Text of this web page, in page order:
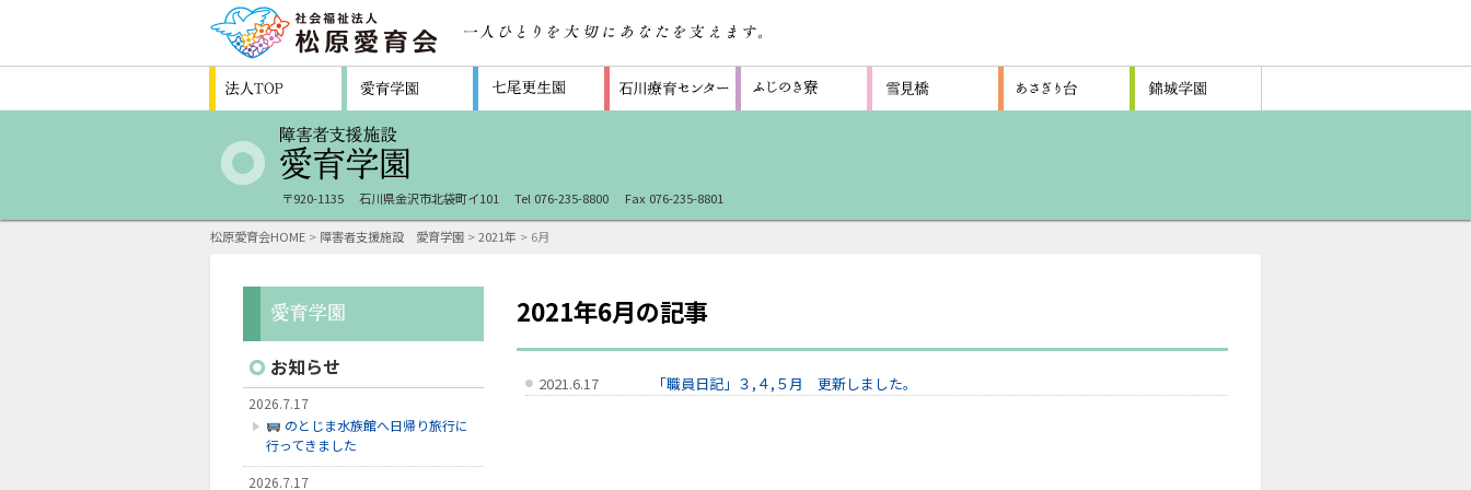
〒920-1135 石川県金沢市北袋町イ101 Tel 076-235-8800 Fax 076-235-8801
松原愛育会HOME > 障害者支援施設 愛育学園 >2021年 > 6月
2021年6月の記事
2021.6.17 「職員日記」３,４,５月 更新しました。
お知らせ
2026.7.17
のとじま水族館へ日帰り旅行に
行ってきました
2026.7.17